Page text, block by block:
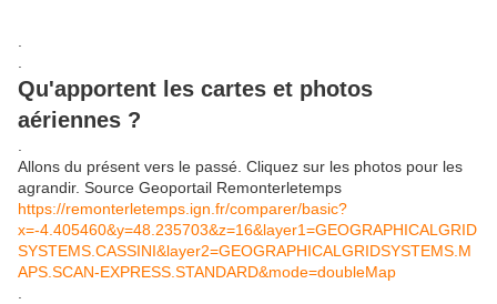
Qu'apportent les cartes et photos
aériennes ?
Allons du présent vers le passé. Cliquez sur les photos pour les
agrandir. Source Geoportail Remonterletemps
https://remonterletemps.ign.fr/comparer/basic?
x=-4.405460&y=48.235703&z=16&layer1=GEOGRAPHICALGRID
SYSTEMS.CASSINI&layer2=GEOGRAPHICALGRIDSYSTEMS.M
APS.SCAN-EXPRESS.STANDARD&mode=doubleMap